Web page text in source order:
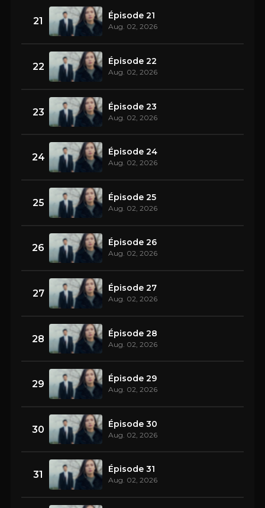
21 Épisode 21
Aug. 02, 2026
22 Épisode 22
Aug. 02, 2026
23 Épisode 23
Aug. 02, 2026
24 Épisode 24
Aug. 02, 2026
25 Épisode 25
Aug. 02, 2026
26 Épisode 26
Aug. 02, 2026
27 Épisode 27
Aug. 02, 2026
28 Épisode 28
Aug. 02, 2026
29 Épisode 29
Aug. 02, 2026
30 Épisode 30
Aug. 02, 2026
31 Épisode 31
Aug. 02, 2026